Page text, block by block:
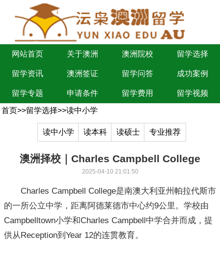
网站首页 关于澳洲 澳洲院校 留学选择
留学资讯 澳洲签证 留学问答 成功案例
留学专题 申请条件 留学费用 留学视频
首页>>留学选择>>读中小学
读中小学 读本科 读硕士 专业推荐
澳洲择校｜Charles Campbell College
2025-04-10 21:01:50
Charles Campbell College是南澳大利亚州帕拉代斯市
的一所公立中学，距离阿德莱德市中心约9公里。学校由
Campbelltown小学和Charles Campbell中学合并而成，提
供从Reception到Year 12的连贯教育。